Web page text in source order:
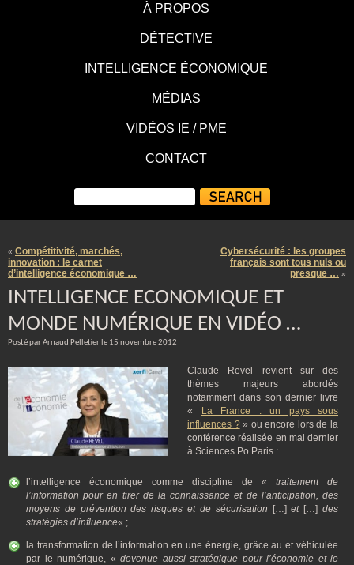
À PROPOS
DÉTECTIVE
INTELLIGENCE ÉCONOMIQUE
MÉDIAS
VIDÉOS IE / PME
CONTACT
« Compétitivité, marchés,
innovation : le carnet
d’intelligence économique …
Cybersécurité : les groupes
français sont tous nuls ou
presque … »
INTELLIGENCE ECONOMIQUE ET
MONDE NUMÉRIQUE EN VIDÉO …
Posté par Arnaud Pelletier le 15 novembre 2012
Claude Revel revient sur des
thèmes majeurs abordés
notamment dans son dernier livre
«
La France : un pays sous
influences ?» ou encore lors de la
conférence réalisée en mai dernier
à Sciences Po Paris :
l’intelligence économique comme discipline de « traitement de
l’information pour en tirer de la connaissance et de l’anticipation, des
moyens de prévention des risques et de sécurisation […]et[…]des
stratégies d’influence« ;
la transformation de l’information en une énergie, grâce au et véhiculée
par le numérique, « devenue aussi stratégique pour l’économie et le